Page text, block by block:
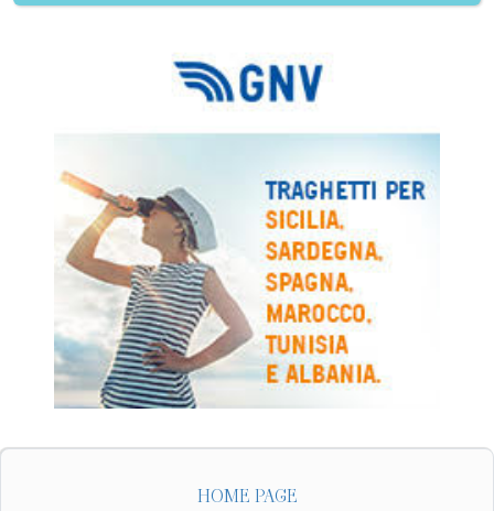
HOME PAGE